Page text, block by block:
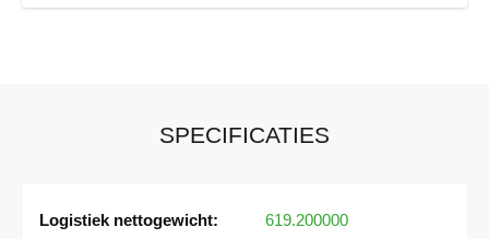
SPECIFICATIES
Meer
informatie
619.200000